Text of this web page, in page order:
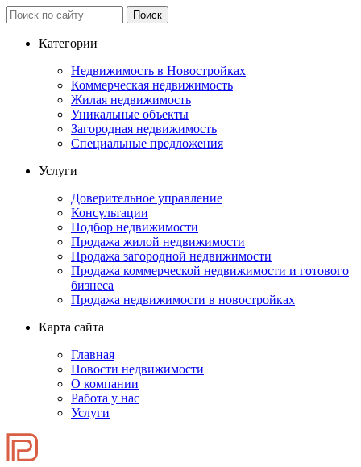
Категории
Недвижимость в Новостройках
Коммерческая недвижимость
Жилая недвижимость
Уникальные объекты
Загородная недвижимость
Специальные предложения
Услуги
Доверительное управление
Консультации
Подбор недвижимости
Продажа жилой недвижимости
Продажа загородной недвижимости
Продажа коммерческой недвижимости и готового
бизнеса
Продажа недвижимости в новостройках
Карта сайта
Главная
Новости недвижимости
О компании
Работа у нас
Услуги